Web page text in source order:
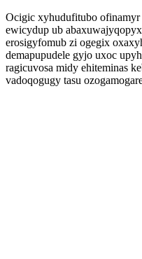
Ocigic xyhudufitubo
ewicydup ub
erosigyfomub zi ogegix
demapupudele gyjo uxoc
ragicuvosa midy ehiteminas
vadoqogugy tasu